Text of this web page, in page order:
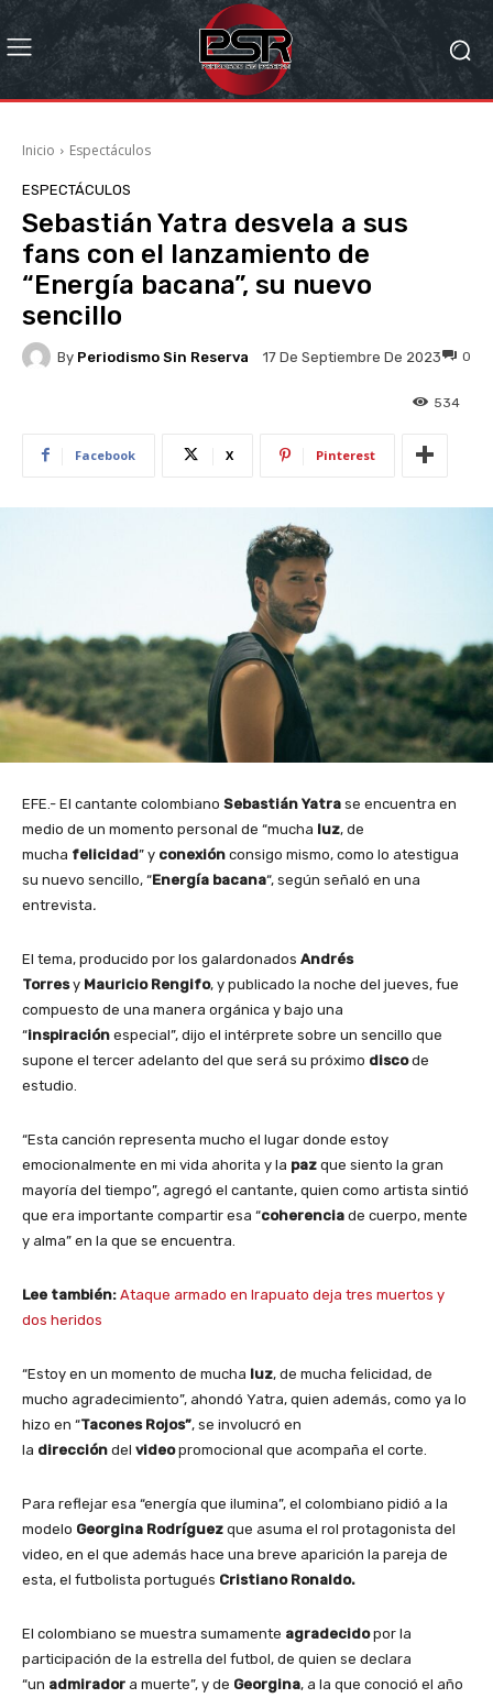
Inicio Espectáculos
ESPECTÁCULOS
Sebastián Yatra desvela a sus
fans con el lanzamiento de
“Energía bacana”, su nuevo
sencillo
By Periodismo Sin Reserva 17 De Septiembre De 2023 0
534
Facebook X Pinterest
EFE.- El cantante colombiano Sebastián Yatra se encuentra en
medio de un momento personal de “mucha luz, de
mucha felicidad” y conexión consigo mismo, como lo atestigua
su nuevo sencillo, “Energía bacana“, según señaló en una
entrevista.
El tema, producido por los galardonados Andrés
Torresy Mauricio Rengifo, y publicado la noche del jueves, fue
compuesto de una manera orgánica y bajo una
“inspiración especial”, dijo el intérprete sobre un sencillo que
supone el tercer adelanto del que será su próximo discode
estudio.
“Esta canción representa mucho el lugar donde estoy
emocionalmente en mi vida ahorita y la paz que siento la gran
mayoría del tiempo”, agregó el cantante, quien como artista sintió
que era importante compartir esa “coherencia de cuerpo, mente
y alma” en la que se encuentra.
Lee también: Ataque armado en Irapuato deja tres muertos y
dos heridos
“Estoy en un momento de mucha luz, de mucha felicidad, de
mucho agradecimiento”, ahondó Yatra, quien además, como ya lo
hizo en “Tacones Rojos”, se involucró en
la dirección del videopromocional que acompaña el corte.
Para reflejar esa “energía que ilumina”, el colombiano pidió a la
modelo Georgina Rodríguez que asuma el rol protagonista del
video, en el que además hace una breve aparición la pareja de
esta, el futbolista portugués Cristiano Ronaldo.
El colombiano se muestra sumamente agradecidopor la
participación de la estrella del futbol, de quien se declara
“un admirador a muerte”, y de Georgina, a la que conoció el año